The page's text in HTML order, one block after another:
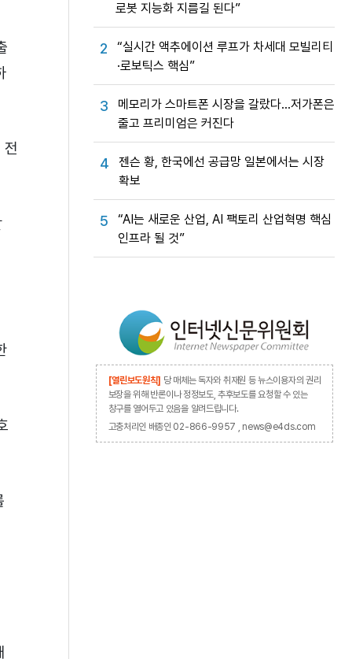
로봇 지능화 지름길 된다”
2
“실시간 액추에이션 루프가 차세대 모빌리티
·로보틱스 핵심”
3
메모리가 스마트폰 시장을 갈랐다…저가폰은
줄고 프리미엄은 커진다
4
젠슨 황, 한국에선 공급망 일본에서는 시장
확보
5
“AI는 새로운 산업, AI 팩토리 산업혁명 핵심
인프라 될 것”
[열린보도원칙] 당 매체는 독자와 취재원 등 뉴스이용자의 권리
보장을 위해 반론이나 정정보도, 추후보도를 요청할 수 있는
창구를 열어두고 있음을 알려드립니다.
고충처리인 배종인 02-866-9957 , news@e4ds.com